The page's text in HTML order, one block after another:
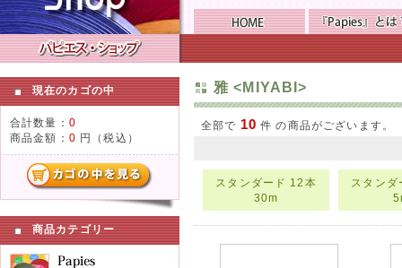
現在のカゴの中
合計数量： 0
商品金額： 0 円（税込）
商品カテゴリー
雅 <MIYABI>
全部で 10 件 の商品がございます。
スタンダード 12本
30m
スタン